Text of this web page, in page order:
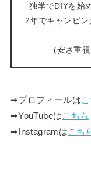
独学でDIYを始
2年でキャンピ
(安さ重
➡︎プロフィールは
➡︎YouTubeはこちら
➡︎Instagramはこち